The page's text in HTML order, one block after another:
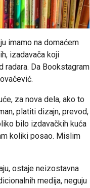
imamo na domaćem
izadavača koji
Da Bookstagram
za nova dela, ako to
platiti dizajn, prevod,
bilo izdavačkih kuća
koliki posao. Mislim
ostaje neizostavna
medija, neguju